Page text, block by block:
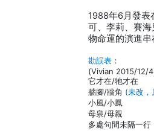
1988年6月發表
可、李莉、賽
物命運的演進串
勘誤表 ：
(Vivian 2015/12/
它才在/牠才在
牆腳/牆角 (未改，
小風/小鳳
母泉/母親
多處句間未隔一行